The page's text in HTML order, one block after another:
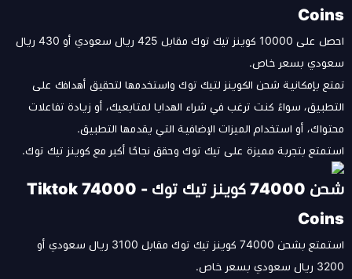
Coins
احصل على 10000 كوينز تيك توك مقابل 425 ريال سعودي أو 430 ريال
سعودي بسعر خاص.
تمتع بإمكانية شحن الكوينز لتيك توك واستخدمها لتحقيق أهدافك على
التطبيق، سواءً كنت ترغب في شراء الهدايا لمتابعيك، أو زيادة تفاعلات
محتواك، أو استخدام الميزات الإضافية التي يقدمها التطبيق.
استمتع بتجربة مميزة على تيك توك وحقق نجاحًا أكبر مع كوينز تيك توك.
شحن 74000 كوينز تيك توك - Tiktok 74000
Coins
استمتع بشحن 74000 كوينز تيك توك مقابل 3100 ريال سعودي أو
3200 ريال سعودي بسعر خاص.